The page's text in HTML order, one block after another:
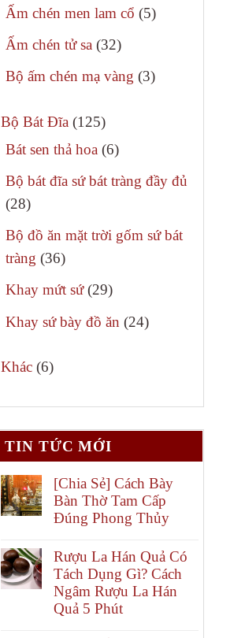
phẩm
Ấm chén men lam cổ 55
Ấm chén tử sa 3232
phẩm
Bộ ấm chén mạ vàng 33
Bộ Bát Đĩa 125125
sản
Bát sen thả hoa 66
phẩm
Bộ bát đĩa sứ bát tràng đầy đủ
2828
sản
Bộ đồ ăn mặt trời gốm sứ bát
tràng
3636
phẩm
Khay mứt sứ 2929
phẩm
Khay sứ bày đồ ăn 2424
Khác 66
phẩm
TIN TỨC MỚI
[Chia Sẻ] Cách Bày
Bàn Thờ Tam Cấp
Đúng Phong Thủy
Rượu La Hán Quả Có
Tách Dụng Gì? Cách
Ngâm Rượu La Hán
Quả 5 Phút